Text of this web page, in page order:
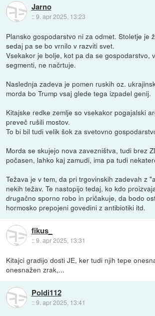
Jarno
::9. apr 2025, 13:23
Plansko gospodarstvo ni za odmet. Stoletje je
sedaj pa se bo vrnilo v razviti svet.
Vsekakor je bolje, kot pa da se gospodarstvo,
segmenti, ne načrtuje.
Naslednja zadeva je pomen ruskih oz.
morda bo Trump vsaj glede tega izpadel genij.
Kitajske redke zemlje so vsekakor pogajalski
preveč rušili mostov.
To bi bil tudi velik šok za svetovno
Morda se skujejo nova zavezništva, tudi brez
počasen, lahko kaj zamudi, ima pa tudi
Težava je v tem, da pri trgovinskih zadevah z
nekih težav. Te nastopijo tedaj, ko kdo
drugačno sporno robo in pričakuje, da bodo
hormosko prepojeni govedini z antibiotiki itd.
fikus_
::9. apr 2025, 13:31
Kitajci gradijo dosti JE, ker tudi njih tepe
onesnažen zrak,...
Poldi112
::9. apr 2025, 13:41